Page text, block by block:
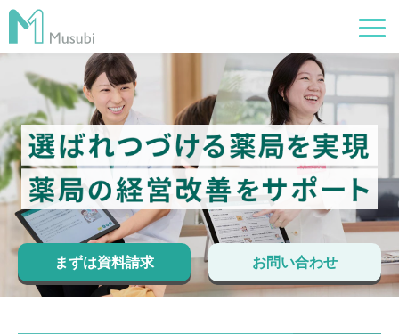
電子薬歴
服薬フォロー
経営管理
AI在庫管理
事例
サポート・価格
まずは資料請求 お問い合わせ